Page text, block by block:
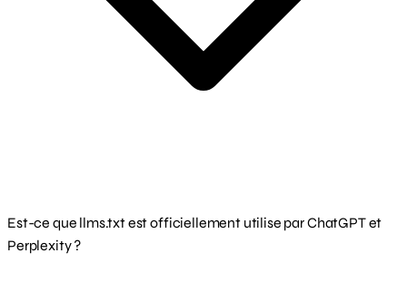
Est-ce que llms.txt est officiellement utilise par ChatGPT et
Perplexity ?